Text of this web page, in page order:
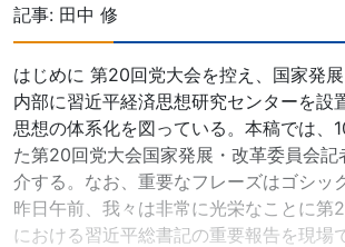
記事: 田中 修
はじめに 第20回党大会を控え、国家発
内部に習近平経済思想研究センターを設
思想の体系化を図っている。本稿では、
た第20回党大会国家発展・改革委員会記
介する。なお、重要なフレーズはゴシッ
昨日午前、我々は非常に光栄なことに第
における習近平総書記の重要報告を現場